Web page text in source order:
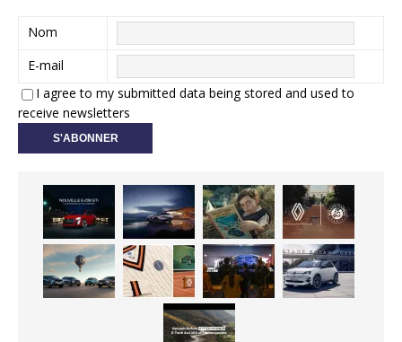
Nom
E-mail
I agree to my submitted data being stored and used to
receive newsletters